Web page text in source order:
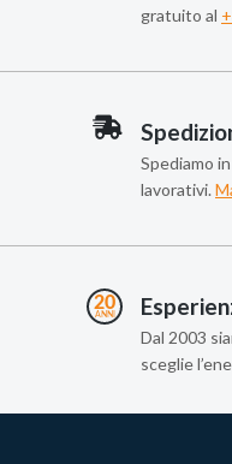
gratuito al
Spediamo
lavorativi.
Dal 2003
sceglie